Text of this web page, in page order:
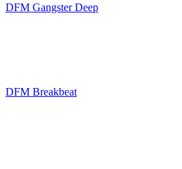
DFM Gangster Deep
DFM Breakbeat